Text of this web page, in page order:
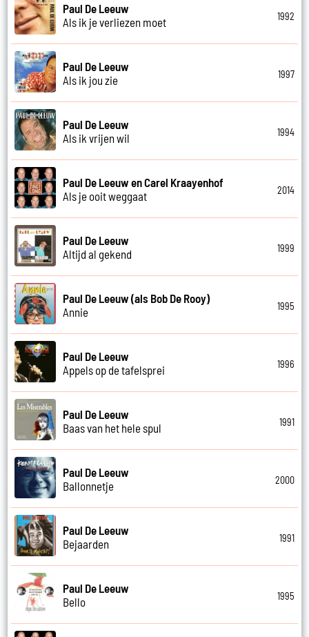
Paul De Leeuw
Als ik je verliezen moet
1992
Paul De Leeuw
Als ik jou zie
1997
Paul De Leeuw
Als ik vrijen wil
1994
Paul De Leeuw en Carel Kraayenhof
Als je ooit weggaat
2014
Paul De Leeuw
Altijd al gekend
1999
Paul De Leeuw (als Bob De Rooy)
Annie
1995
Paul De Leeuw
Appels op de tafelsprei
1996
Paul De Leeuw
Baas van het hele spul
1991
Paul De Leeuw
Ballonnetje
2000
Paul De Leeuw
Bejaarden
1991
Paul De Leeuw
Bello
1995